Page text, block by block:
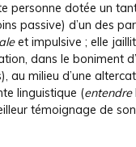
personne dotée un
passive) d’un des
et impulsive ; elle jaillit
dans le boniment
au milieu d’une
linguistique (entendre
témoignage de son